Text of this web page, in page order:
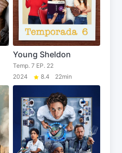
Young Sheldon
Temp. 7 EP. 22
2024
8.4 22min